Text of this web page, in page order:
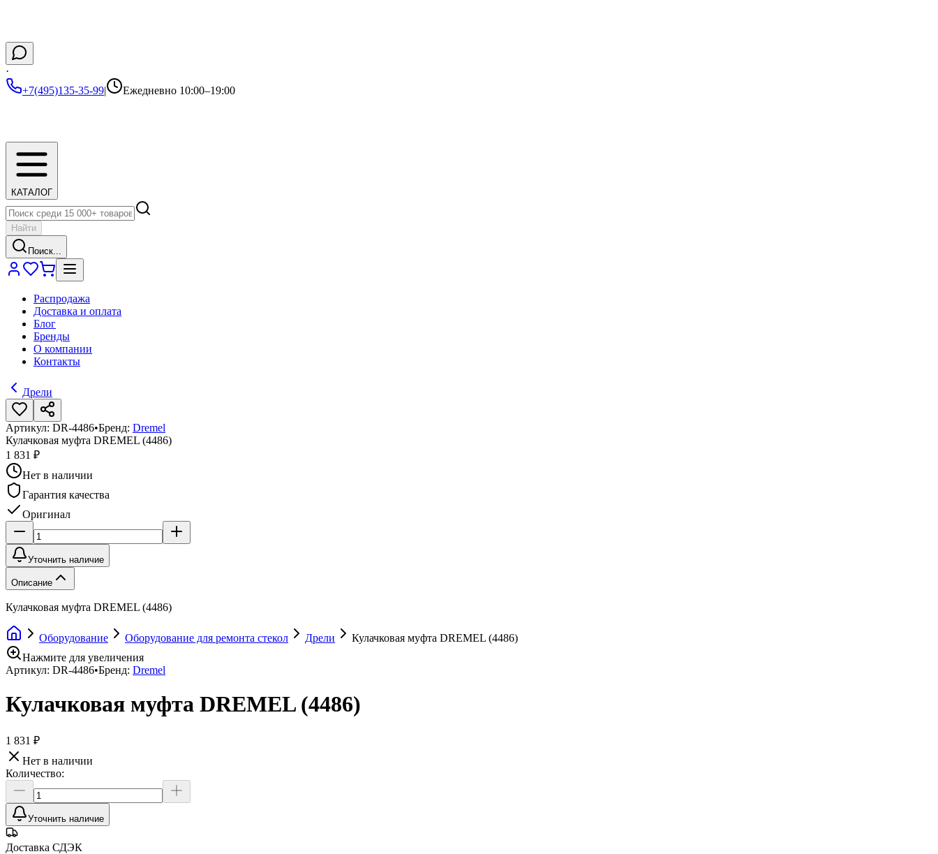
·
+7(495)135-35-99| Ежедневно 10:00–19:00
КАТАЛОГ
Найти
Поиск...
Распродажа
Доставка и оплата
Блог
Бренды
О компании
Контакты
Дрели
Артикул: DR-4486•Бренд: Dremel
Кулачковая муфта DREMEL (4486)
1 831 ₽
Нет в наличии
Гарантия качества
Оригинал
Уточнить наличие
Описание
Кулачковая муфта DREMEL (4486)
Оборудование Оборудование для ремонта стекол Дрели
Кулачковая муфта DREMEL (4486)
Нажмите для увеличения
Артикул: DR-4486•Бренд: Dremel
Кулачковая муфта DREMEL (4486)
1 831 ₽
Нет в наличии
Количество:
Уточнить наличие
Доставка СДЭК